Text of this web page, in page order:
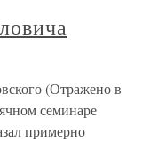
(Отражено в
семинаре
примерно